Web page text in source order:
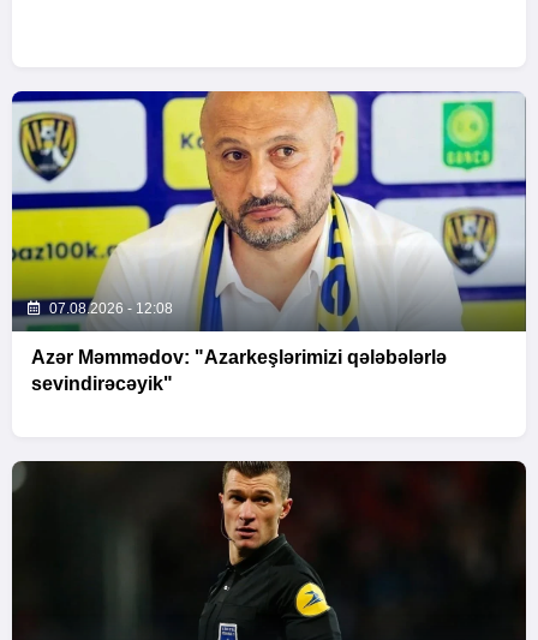
07.08.2026 - 12:08
Azər Məmmədov: "Azarkeşlərimizi qələbələrlə
sevindirəcəyik"